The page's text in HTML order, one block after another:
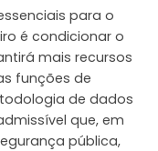
para o
é condicionar o
mais recursos
funções de
de dados
que, em
pública,